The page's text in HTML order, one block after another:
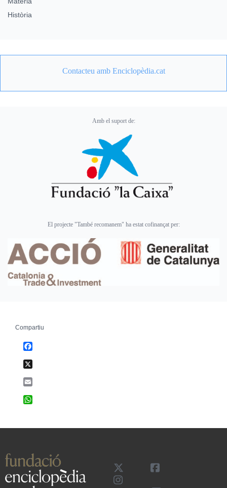
Història
Contacteu amb Enciclopèdia.cat
Amb el suport de:
El projecte "També recomanem" ha estat cofinançat per:
Compartiu